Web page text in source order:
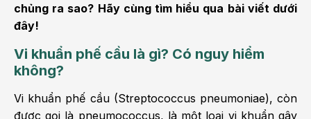
chủng ra sao? Hãy cùng tìm hiểu qua bài viết dưới
đây!
Vi khuẩn phế cầu là gì? Có nguy hiểm
không?
Vi khuẩn phế cầu (Streptococcus pneumoniae), còn
được gọi là pneumococcus, là một loại vi khuẩn gây